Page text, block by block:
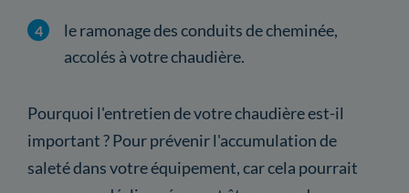
le ramonage des conduits de cheminée,
accolés à votre chaudière.
Pourquoi l'entretien de votre chaudière est-il
important ? Pour prévenir l'accumulation de
saleté dans votre équipement, car cela pourrait